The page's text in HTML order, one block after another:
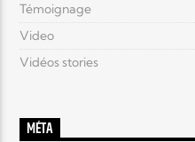
Témoignage
Video
Vidéos stories
MÉTA